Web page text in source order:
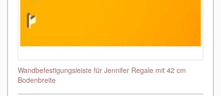
Wandbefestigungsleiste für Jennifer Regale mit 42 cm
Bodenbreite